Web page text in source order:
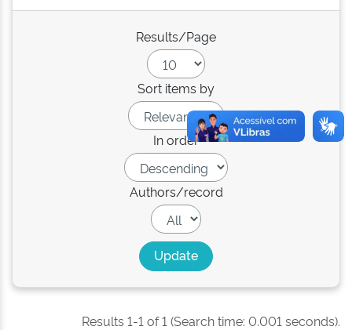
Results/Page
Sort items by
In order
Authors/record
Results 1-1 of 1 (Search time: 0.001 seconds).